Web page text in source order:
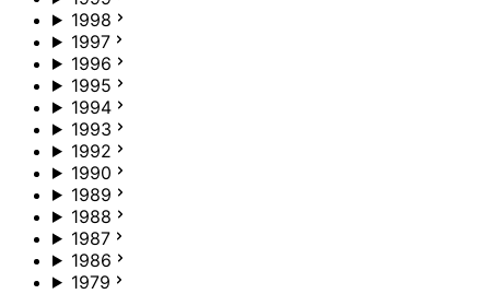
1998
1997
1996
1995
1994
1993
1992
1990
1989
1988
1987
1986
1979